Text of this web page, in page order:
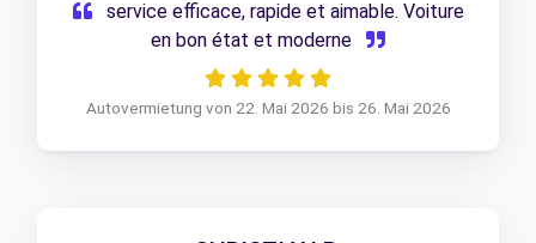
service efficace, rapide et aimable. Voiture
en bon état et moderne
Autovermietung von 22. Mai 2026 bis 26. Mai 2026